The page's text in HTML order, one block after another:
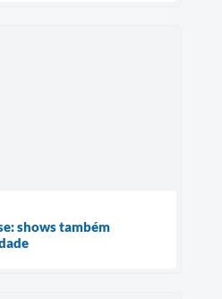
shows também